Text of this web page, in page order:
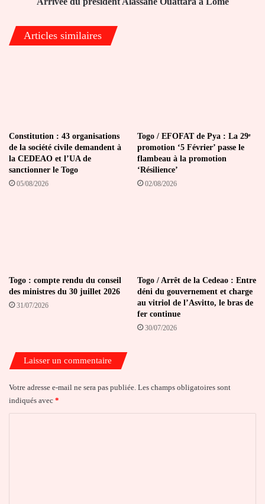
Articles similaires
Constitution : 43 organisations
de la société civile demandent à
la CEDEAO et l’UA de
sanctionner le Togo
05/08/2026
Togo / EFOFAT de Pya : La 29ᵉ
promotion ‘5 Février’ passe le
flambeau à la promotion
‘Résilience’
02/08/2026
Togo : compte rendu du conseil
des ministres du 30 juillet 2026
31/07/2026
Togo / Arrêt de la Cedeao : Entre
déni du gouvernement et charge
au vitriol de l’Asvitto, le bras de
fer continue
30/07/2026
Laisser un commentaire
Votre adresse e-mail ne sera pas publiée. Les champs obligatoires sont
indiqués avec *